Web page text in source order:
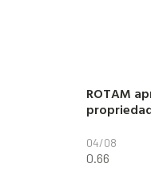
ROTAM
04/08